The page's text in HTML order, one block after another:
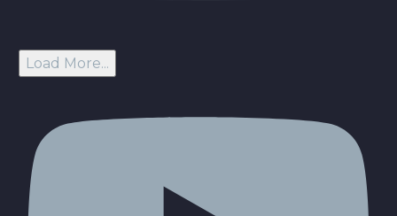
Load More...